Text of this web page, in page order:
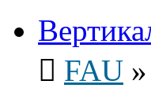
FAU »